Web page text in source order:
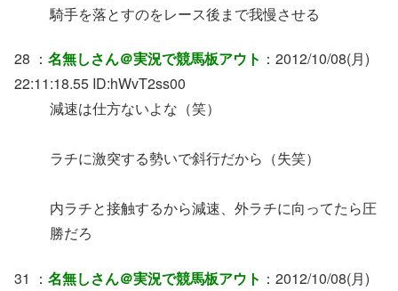
騎手を落とすのをレース後まで我慢させる
28 ： 名無しさん＠実況で競馬板アウト ：2012/10/08(月)
22:11:18.55 ID:hWvT2ss00
減速は仕方ないよな（笑）
ラチに激突する勢いで斜行だから（失笑）
内ラチと接触するから減速、外ラチに向ってたら圧
勝だろ
31 ： 名無しさん＠実況で競馬板アウト ：2012/10/08(月)